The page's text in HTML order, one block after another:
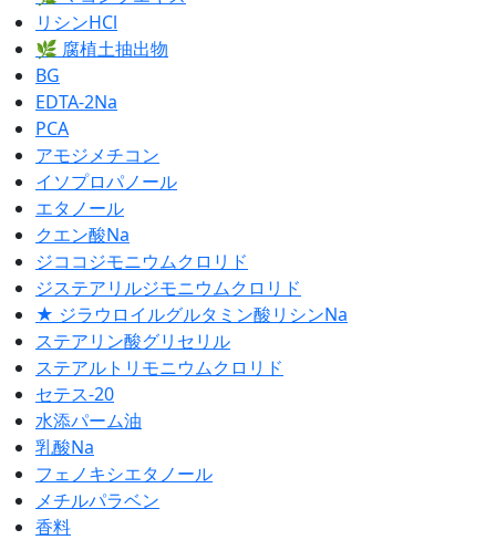
リシンHCl
🌿 腐植土抽出物
BG
EDTA-2Na
PCA
アモジメチコン
イソプロパノール
エタノール
クエン酸Na
ジココジモニウムクロリド
ジステアリルジモニウムクロリド
★ ジラウロイルグルタミン酸リシンNa
ステアリン酸グリセリル
ステアルトリモニウムクロリド
セテス-20
水添パーム油
乳酸Na
フェノキシエタノール
メチルパラベン
香料